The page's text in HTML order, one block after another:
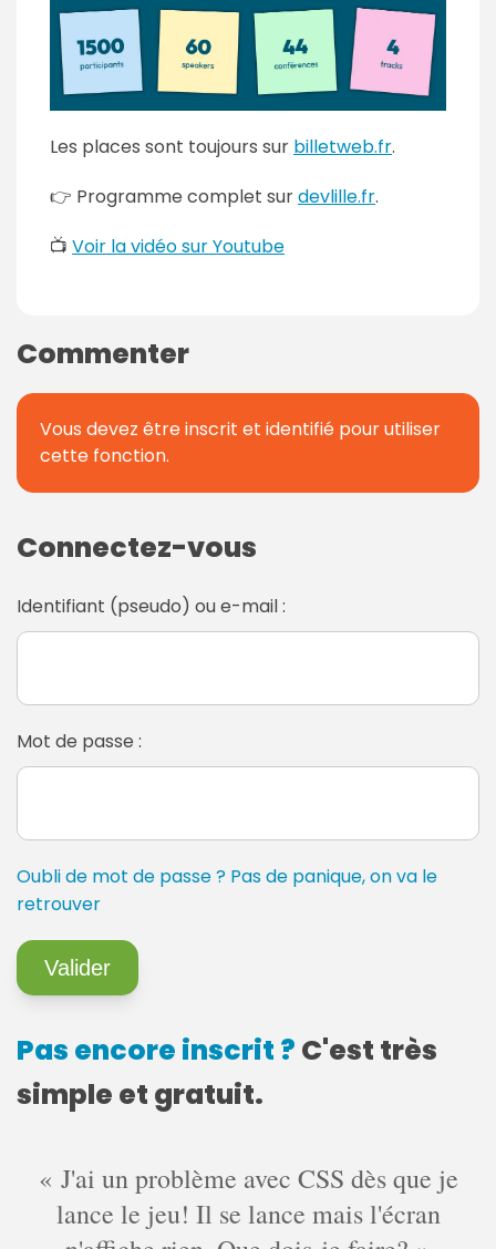
Les places sont toujours sur billetweb.fr.
👉 Programme complet surdevlille.fr.
📺 Voir la vidéo sur Youtube
Commenter
Vous devez être inscrit et identifié pour utiliser
cette fonction.
Connectez-vous
Identifiant (pseudo) ou e-mail :
Mot de passe :
Oubli de mot de passe ? Pas de panique, on va le
retrouver
Pas encore inscrit ? C'est très
simple et gratuit.
J'ai un problème avec CSS dès que je
lance le jeu! Il se lance mais l'écran